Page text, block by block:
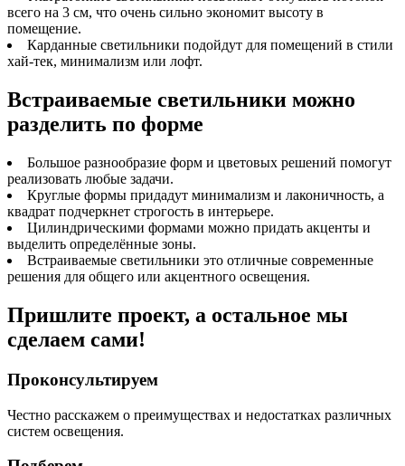
всего на 3 см, что очень сильно экономит высоту в
помещение.
Карданные светильники подойдут для помещений в стили
хай-тек, минимализм или лофт.
Встраиваемые светильники можно
разделить по форме
Большое разнообразие форм и цветовых решений помогут
реализовать любые задачи.
Круглые формы придадут минимализм и лаконичность, а
квадрат подчеркнет строгость в интерьере.
Цилиндрическими формами можно придать акценты и
выделить определённые зоны.
Встраиваемые светильники это отличные современные
решения для общего или акцентного освещения.
Пришлите проект, а остальное мы
сделаем сами!
Проконсультируем
Честно расскажем о преимуществах и недостатках различных
систем освещения.